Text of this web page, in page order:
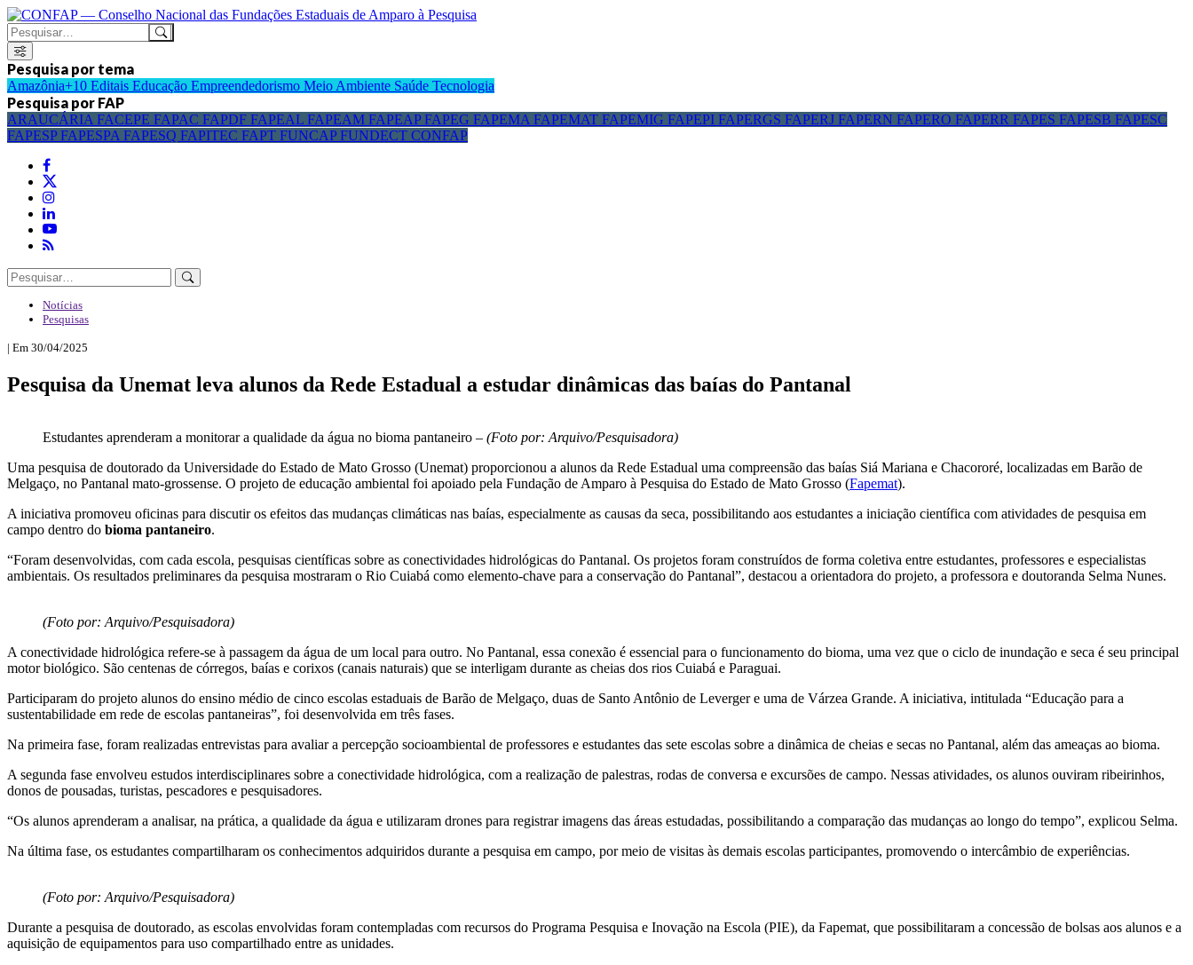
Pesquisa por tema
Amazônia+10 Editais Educação Empreendedorismo Meio Ambiente Saúde Tecnologia
Pesquisa por FAP
ARAUCÁRIA FACEPE FAPAC FAPDF FAPEAL FAPEAM FAPEAPFAPEG FAPEMA FAPEMAT FAPEMIG FAPEPI FAPERGS FAPERJ FAPERN FAPERO FAPERR FAPES FAPESB FAPESC
FAPESPFAPESPA FAPESQ FAPITEC FAPT FUNCAPFUNDECT CONFAP
Notícias
Pesquisas
| Em 30/04/2025
Pesquisa da Unemat leva alunos da Rede Estadual a estudar dinâmicas das baías do Pantanal
Estudantes aprenderam a monitorar a qualidade da água no bioma pantaneiro – (Foto por: Arquivo/Pesquisadora)
Uma pesquisa de doutorado da Universidade do Estado de Mato Grosso (Unemat) proporcionou a alunos da Rede Estadual uma compreensão das baías Siá Mariana e Chacororé, localizadas em Barão de
Melgaço, no Pantanal mato-grossense. O projeto de educação ambiental foi apoiado pela Fundação de Amparo à Pesquisa do Estado de Mato Grosso (Fapemat).
A iniciativa promoveu oficinas para discutir os efeitos das mudanças climáticas nas baías, especialmente as causas da seca, possibilitando aos estudantes a iniciação científica com atividades de pesquisa em
campo dentro do bioma pantaneiro.
“Foram desenvolvidas, com cada escola, pesquisas científicas sobre as conectividades hidrológicas do Pantanal. Os projetos foram construídos de forma coletiva entre estudantes, professores e especialistas
ambientais. Os resultados preliminares da pesquisa mostraram o Rio Cuiabá como elemento-chave para a conservação do Pantanal”, destacou a orientadora do projeto, a professora e doutoranda Selma Nunes.
(Foto por: Arquivo/Pesquisadora)
A conectividade hidrológica refere-se à passagem da água de um local para outro. No Pantanal, essa conexão é essencial para o funcionamento do bioma, uma vez que o ciclo de inundação e seca é seu principal
motor biológico. São centenas de córregos, baías e corixos (canais naturais) que se interligam durante as cheias dos rios Cuiabá e Paraguai.
Participaram do projeto alunos do ensino médio de cinco escolas estaduais de Barão de Melgaço, duas de Santo Antônio de Leverger e uma de Várzea Grande. A iniciativa, intitulada “Educação para a
sustentabilidade em rede de escolas pantaneiras”, foi desenvolvida em três fases.
Na primeira fase, foram realizadas entrevistas para avaliar a percepção socioambiental de professores e estudantes das sete escolas sobre a dinâmica de cheias e secas no Pantanal, além das ameaças ao bioma.
A segunda fase envolveu estudos interdisciplinares sobre a conectividade hidrológica, com a realização de palestras, rodas de conversa e excursões de campo. Nessas atividades, os alunos ouviram ribeirinhos,
donos de pousadas, turistas, pescadores e pesquisadores.
“Os alunos aprenderam a analisar, na prática, a qualidade da água e utilizaram drones para registrar imagens das áreas estudadas, possibilitando a comparação das mudanças ao longo do tempo”, explicou Selma.
Na última fase, os estudantes compartilharam os conhecimentos adquiridos durante a pesquisa em campo, por meio de visitas às demais escolas participantes, promovendo o intercâmbio de experiências.
(Foto por: Arquivo/Pesquisadora)
Durante a pesquisa de doutorado, as escolas envolvidas foram contempladas com recursos do Programa Pesquisa e Inovação na Escola (PIE), da Fapemat, que possibilitaram a concessão de bolsas aos alunos e a
aquisição de equipamentos para uso compartilhado entre as unidades.